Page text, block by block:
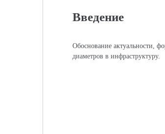
Введение
Обоснование актуальности,
диаметров в инфраструктуру.